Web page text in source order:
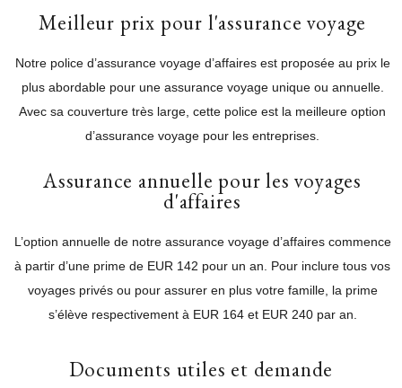
Meilleur prix pour l'assurance voyage
Notre police d’assurance voyage d’affaires est proposée au prix le
plus abordable pour une assurance voyage unique ou annuelle.
Avec sa couverture très large, cette police est la meilleure option
d’assurance voyage pour les entreprises.
Assurance annuelle pour les voyages
d'affaires
L’option annuelle de notre assurance voyage d’affaires commence
à partir d’une prime de EUR 142 pour un an. Pour inclure tous vos
voyages privés ou pour assurer en plus votre famille, la prime
s’élève respectivement à EUR 164 et EUR 240 par an.
Documents utiles et demande